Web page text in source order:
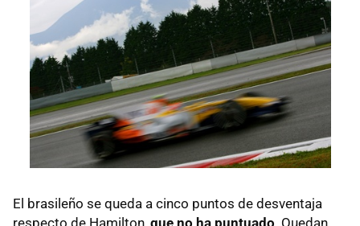
El brasileño se queda a cinco puntos de desventaja
respecto de Hamilton, que no ha puntuado . Quedan